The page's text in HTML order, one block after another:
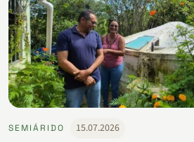
SEMIÁRIDO 15.07.2026